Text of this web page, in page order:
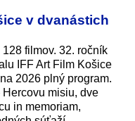
v dvanástich
filmov. 32. ročník
IFF Art Film Košice
2026 plný program.
misiu, dve
in memoriam,